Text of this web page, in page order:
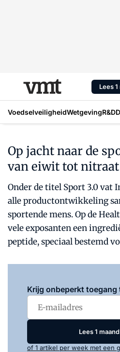
Lees
VoedselveiligheidWetgevingR&D
Op jacht naar de
van eiwit tot nitraat
Onder de titel Sport 3.0 vat
alle productontwikkeling
sportende mens. Op de
vele exposanten een
peptide, speciaal bestemd
Krijg onbeperkt toegang
Lees 1
of 1 artikel per week met een